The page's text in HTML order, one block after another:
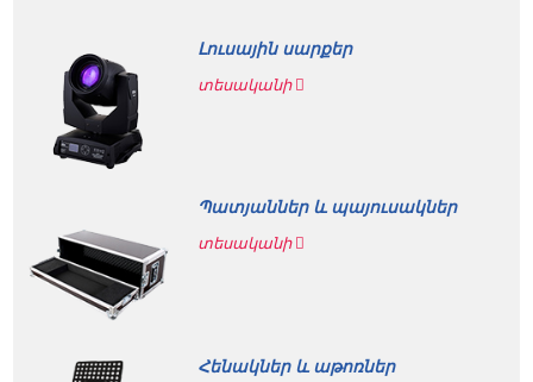
Լուսային սարքեր
տեսականի
Պատյաններ և պայուսակներ
տեսականի
Հենակներ և աթոռներ